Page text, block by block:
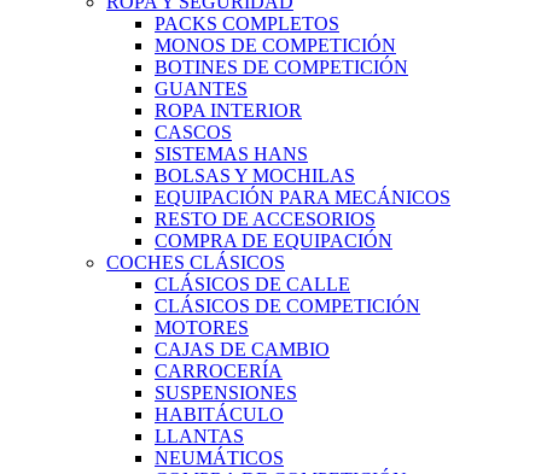
PACKS COMPLETOS
MONOS DE COMPETICIÓN
BOTINES DE COMPETICIÓN
GUANTES
ROPA INTERIOR
CASCOS
SISTEMAS HANS
BOLSAS Y MOCHILAS
EQUIPACIÓN PARA MECÁNICOS
RESTO DE ACCESORIOS
COMPRA DE EQUIPACIÓN
COCHES CLÁSICOS
CLÁSICOS DE CALLE
CLÁSICOS DE COMPETICIÓN
MOTORES
CAJAS DE CAMBIO
CARROCERÍA
SUSPENSIONES
HABITÁCULO
LLANTAS
NEUMÁTICOS